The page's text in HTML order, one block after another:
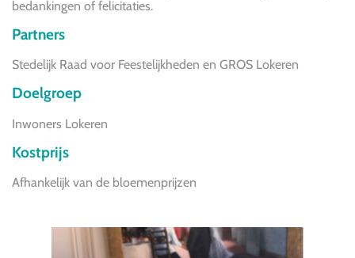
bedankingen of felicitaties.
Partners
Stedelijk Raad voor Feestelijkheden en GROS Lokeren
Doelgroep
Inwoners Lokeren
Kostprijs
Afhankelijk van de bloemenprijzen